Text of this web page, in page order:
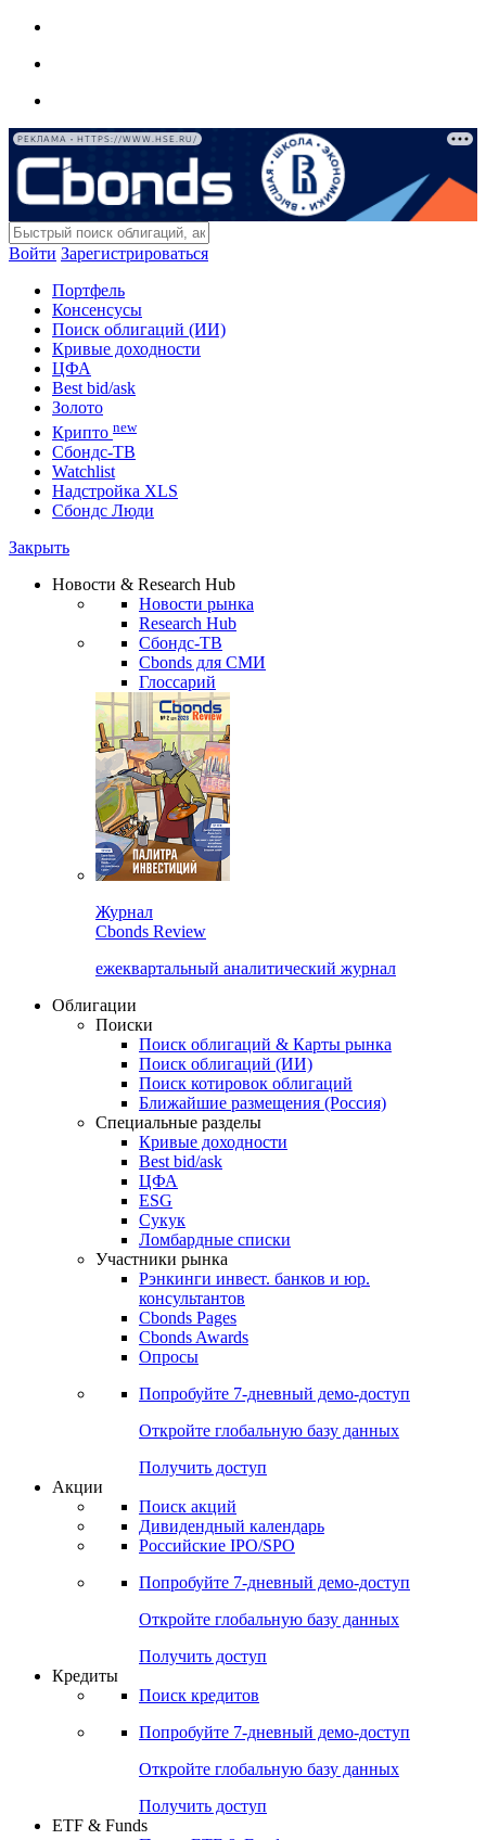
РЕКЛАМА • HTTPS://WWW.HSE.RU/
Войти Зарегистрироваться
Портфель
Консенсусы
Поиск облигаций (ИИ)
Кривые доходности
ЦФА
Best bid/ask
Золото
Крипто new
Сбондс-ТВ
Watchlist
Надстройка XLS
Сбондс Люди
Закрыть
Новости & Research Hub
Новости рынка
Research Hub
Сбондс-ТВ
Cbonds для СМИ
Глоссарий
Журнал
Cbonds Review
ежеквартальный аналитический журнал
Облигации
Поиски
Поиск облигаций & Карты рынка
Поиск облигаций (ИИ)
Поиск котировок облигаций
Ближайшие размещения (Россия)
Специальные разделы
Кривые доходности
Best bid/ask
ЦФА
ESG
Сукук
Ломбардные списки
Участники рынка
Рэнкинги инвест. банков и юр.
консультантов
Cbonds Pages
Cbonds Awards
Опросы
Попробуйте 7-дневный демо-доступ
Откройте глобальную базу данных
Получить доступ
Акции
Поиск акций
Дивидендный календарь
Российские IPO/SPO
Попробуйте 7-дневный демо-доступ
Откройте глобальную базу данных
Получить доступ
Кредиты
Поиск кредитов
Попробуйте 7-дневный демо-доступ
Откройте глобальную базу данных
Получить доступ
ETF & Funds